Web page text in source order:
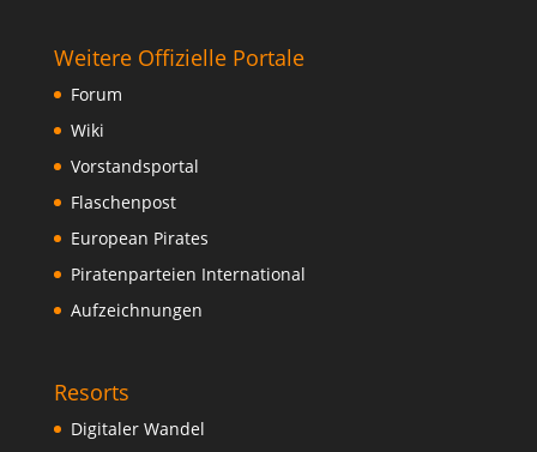
Weitere Offizielle Portale
Forum
Wiki
Vorstandsportal
Flaschenpost
European Pirates
Piratenparteien International
Aufzeichnungen
Resorts
Digitaler Wandel